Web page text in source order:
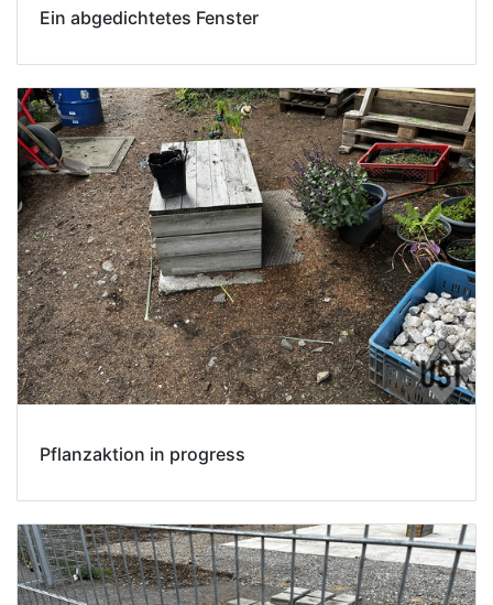
Ein abgedichtetes Fenster
Pflanzaktion in progress